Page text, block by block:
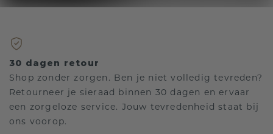
30 dagen retour
Shop zonder zorgen. Ben je niet volledig tevreden?
Retourneer je sieraad binnen 30 dagen en ervaar
een zorgeloze service. Jouw tevredenheid staat bij
ons voorop.